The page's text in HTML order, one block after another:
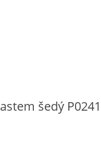
šedý P0241